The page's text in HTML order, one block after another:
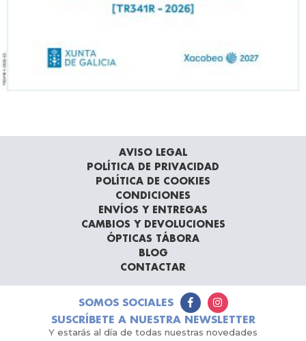
AVISO LEGAL
POLÍTICA DE PRIVACIDAD
POLÍTICA DE COOKIES
CONDICIONES
ENVÍOS Y ENTREGAS
CAMBIOS Y DEVOLUCIONES
ÓPTICAS TÁBORA
BLOG
CONTACTAR
SOMOS SOCIALES
SUSCRÍBETE A NUESTRA NEWSLETTER
Y estarás al día de todas nuestras novedades